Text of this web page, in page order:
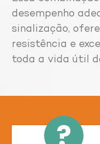
desempenho
sinalização,
resistência e
toda a vida útil